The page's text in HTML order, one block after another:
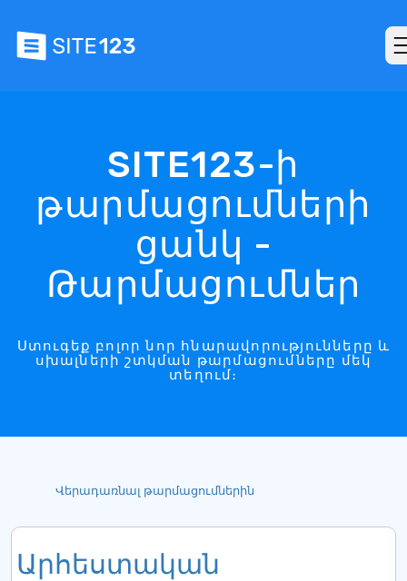
SITE123-ի
թարմացումների
ցանկ -
Թարմացումներ
Ստուգեք բոլոր նոր հնարավորությունները և
սխալների շտկման թարմացումները մեկ
տեղում։
Վերադառնալ թարմացումներին
Արհեստական ​​